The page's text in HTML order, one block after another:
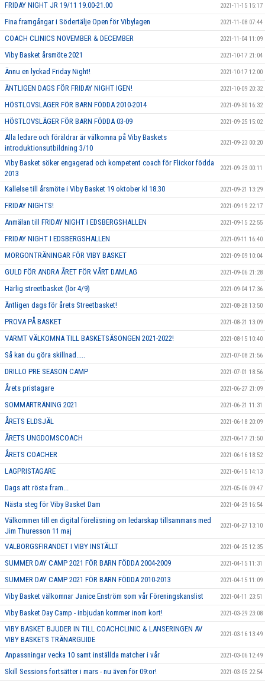
FRIDAY NIGHT JR 19/11 19.00-21.00 2021-11-15 15:17
Fina framgångar i Södertälje Open för Vibylagen 2021-11-08 07:44
COACH CLINICS NOVEMBER & DECEMBER 2021-11-04 11:09
Viby Basket årsmöte 2021 2021-10-17 21:04
Ännu en lyckad Friday Night! 2021-10-17 12:00
ÄNTLIGEN DAGS FÖR FRIDAY NIGHT IGEN! 2021-10-09 20:32
HÖSTLOVSLÄGER FÖR BARN FÖDDA 2010-2014 2021-09-30 16:32
HÖSTLOVSLÄGER FÖR BARN FÖDDA 03-09 2021-09-25 15:02
Alla ledare och föräldrar är välkomna på Viby Baskets
introduktionsutbildning 3/10
2021-09-23 00:20
Viby Basket söker engagerad och kompetent coach för Flickor födda
2013
2021-09-23 00:11
Kallelse till årsmöte i Viby Basket 19 oktober kl 18.30 2021-09-21 13:29
FRIDAY NIGHTS! 2021-09-19 22:17
Anmälan till FRIDAY NIGHT I EDSBERGSHALLEN 2021-09-15 22:55
FRIDAY NIGHT I EDSBERGSHALLEN 2021-09-11 16:40
MORGONTRÄNINGAR FÖR VIBY BASKET 2021-09-09 10:04
GULD FÖR ANDRA ÅRET FÖR VÅRT DAMLAG 2021-09-06 21:28
Härlig streetbasket (lör 4/9) 2021-09-04 17:36
Äntligen dags för årets Streetbasket! 2021-08-28 13:50
PROVA PÅ BASKET 2021-08-21 13:09
VARMT VÄLKOMNA TILL BASKETSÄSONGEN 2021-2022! 2021-08-15 10:40
Så kan du göra skillnad..... 2021-07-08 21:56
DRILLO PRE SEASON CAMP 2021-07-01 18:56
Årets pristagare 2021-06-27 21:09
SOMMARTRÄNING 2021 2021-06-21 11:31
ÅRETS ELDSJÄL 2021-06-18 20:09
ÅRETS UNGDOMSCOACH 2021-06-17 21:50
ÅRETS COACHER 2021-06-16 18:52
LAGPRISTAGARE 2021-06-15 14:13
Dags att rösta fram... 2021-05-06 09:47
Nästa steg för Viby Basket Dam 2021-04-29 16:54
Välkommen till en digital föreläsning om ledarskap tillsammans med
Jim Thuresson 11 maj
2021-04-27 13:10
VALBORGSFIRANDET I VIBY INSTÄLLT 2021-04-25 12:35
SUMMER DAY CAMP 2021 FÖR BARN FÖDDA 2004-2009 2021-04-15 11:31
SUMMER DAY CAMP 2021 FÖR BARN FÖDDA 2010-2013 2021-04-15 11:09
Viby Basket välkomnar Janice Enström som vår Föreningskanslist 2021-04-11 23:51
Viby Basket Day Camp - inbjudan kommer inom kort! 2021-03-29 23:08
VIBY BASKET BJUDER IN TILL COACHCLINIC & LANSERINGEN AV
VIBY BASKETS TRÄNARGUIDE
2021-03-16 13:49
Anpassningar vecka 10 samt inställda matcher i vår 2021-03-06 12:49
Skill Sessions fortsätter i mars - nu även för 09:or! 2021-03-05 22:54